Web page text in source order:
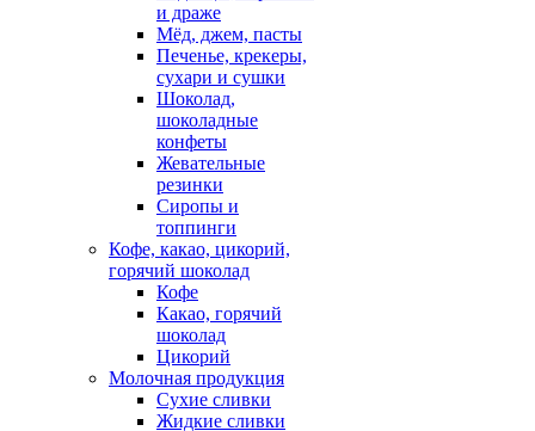
и драже
Мёд, джем, пасты
Печенье, крекеры,
сухари и сушки
Шоколад,
шоколадные
конфеты
Жевательные
резинки
Сиропы и
топпинги
Кофе, какао, цикорий,
горячий шоколад
Кофе
Какао, горячий
шоколад
Цикорий
Молочная продукция
Сухие сливки
Жидкие сливки